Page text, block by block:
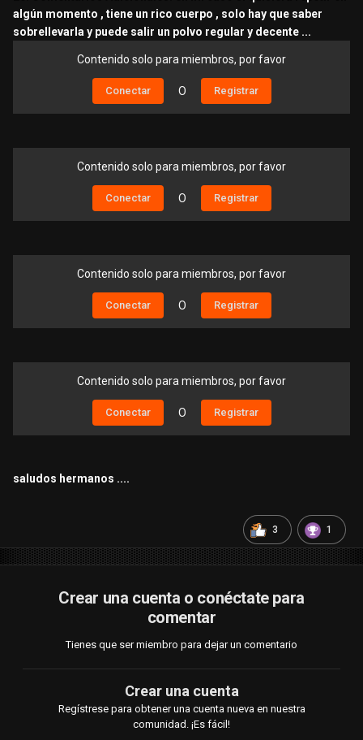
algún momento , tiene un rico cuerpo , solo hay que saber
sobrellevarla y puede salir un polvo regular y decente ...
Contenido solo para miembros, por favor
Conectar O Registrar
Contenido solo para miembros, por favor
Conectar O Registrar
Contenido solo para miembros, por favor
Conectar O Registrar
Contenido solo para miembros, por favor
Conectar O Registrar
saludos hermanos ....
3 1
Crear una cuenta o conéctate para
comentar
Tienes que ser miembro para dejar un comentario
Crear una cuenta
Regístrese para obtener una cuenta nueva en nuestra
comunidad. ¡Es fácil!